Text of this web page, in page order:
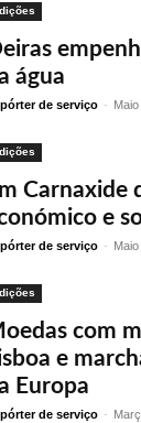
água
de serviço -
Carnaxide
e
de serviço -
com
e
Europa
de serviço -